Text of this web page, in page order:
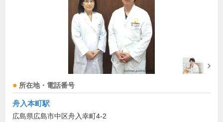
所在地・電話番号
舟入本町駅
広島県広島市中区舟入幸町4-2